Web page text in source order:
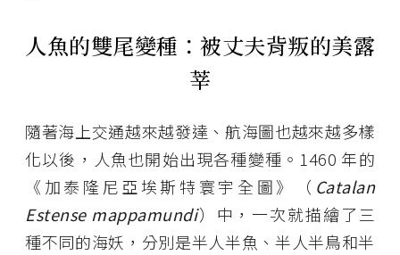
人魚的雙尾變種：被丈夫背叛的美露
莘
隨著海上交通越來越發達、航海圖也越來越多樣
化以後，人魚也開始出現各種變種。1460 年的
《加泰隆尼亞埃斯特寰宇全圖》（ Catalan
Estense mappamundi）中，一次就描繪了三
種不同的海妖，分別是半人半魚、半人半鳥和半